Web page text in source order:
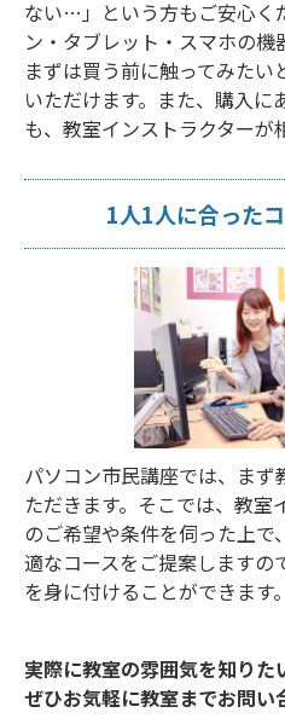
ない…」という方もご安心く
ン・タブレット・スマホの機
まずは買う前に触ってみた
いただけます。また、購入に
も、教室インストラクターが
1人1人に合った
パソコン市民講座では、ま
ただきます。そこでは、教室
のご希望や条件を伺った上
適なコースをご提案しますの
を身に付けることができます。
実際に教室の雰囲気を知りた
ぜひお気軽に教室までお問い